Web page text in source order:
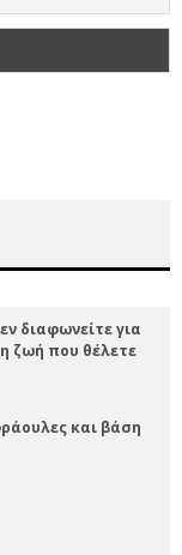
διαφωνείτε για
ζωή που θέλετε
και βάση